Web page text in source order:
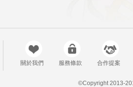
關於我們 服務條款 合作提案
©Copyright 2013-